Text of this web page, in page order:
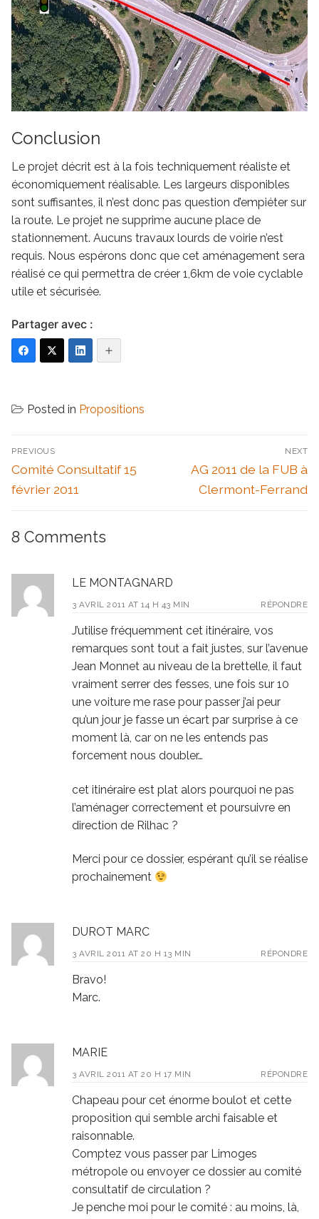
Conclusion
Le projet décrit est à la fois techniquement réaliste et
économiquement réalisable. Les largeurs disponibles
sont suffisantes, il n’est donc pas question d’empiéter sur
la route. Le projet ne supprime aucune place de
stationnement. Aucuns travaux lourds de voirie n’est
requis. Nous espérons donc que cet aménagement sera
réalisé ce qui permettra de créer 1,6km de voie cyclable
utile et sécurisée.
Partager avec :
Posted in Propositions
Navigation
de
l’article
PREVIOUS
Previous
post:
Comité Consultatif 15
février 2011
NEXT
Next
post:
AG 2011 de la FUB à
Clermont-Ferrand
8 Comments
LE MONTAGNARD
3 AVRIL 2011 AT 14 H 43 MIN RÉPONDRE
J’utilise fréquemment cet itinéraire, vos
remarques sont tout a fait justes, sur l’avenue
Jean Monnet au niveau de la brettelle, il faut
vraiment serrer des fesses, une fois sur 10
une voiture me rase pour passer j’ai peur
qu’un jour je fasse un écart par surprise à ce
moment là, car on ne les entends pas
forcement nous doubler…
cet itinéraire est plat alors pourquoi ne pas
l’aménager correctement et poursuivre en
direction de Rilhac ?
Merci pour ce dossier, espérant qu’il se réalise
prochainement
DUROT MARC
3 AVRIL 2011 AT 20 H 13 MIN RÉPONDRE
Bravo!
Marc.
MARIE
3 AVRIL 2011 AT 20 H 17 MIN RÉPONDRE
Chapeau pour cet énorme boulot et cette
proposition qui semble archi faisable et
raisonnable.
Comptez vous passer par Limoges
métropole ou envoyer ce dossier au comité
consultatif de circulation ?
Je penche moi pour le comité : au moins, là,